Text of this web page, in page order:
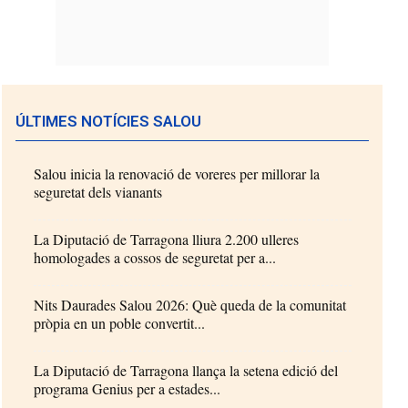
ÚLTIMES NOTÍCIES SALOU
Salou inicia la renovació de voreres per millorar la
seguretat dels vianants
La Diputació de Tarragona lliura 2.200 ulleres
homologades a cossos de seguretat per a...
Nits Daurades Salou 2026: Què queda de la comunitat
pròpia en un poble convertit...
La Diputació de Tarragona llança la setena edició del
programa Genius per a estades...